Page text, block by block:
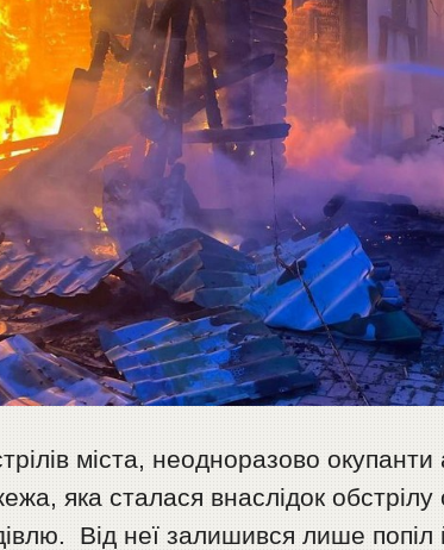
міста, неодноразово
яка сталася внаслідок
Від неї залишився лише попіл